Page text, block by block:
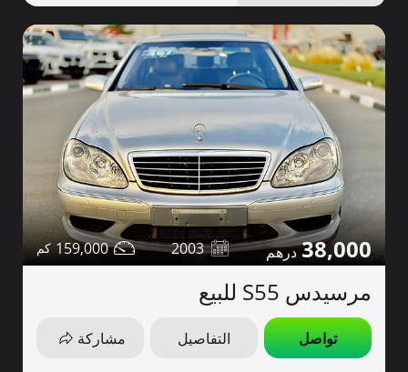
38,000
2003
159,000
مرسيدس S55 للبيع
تواصل التفاصيل مشاركة